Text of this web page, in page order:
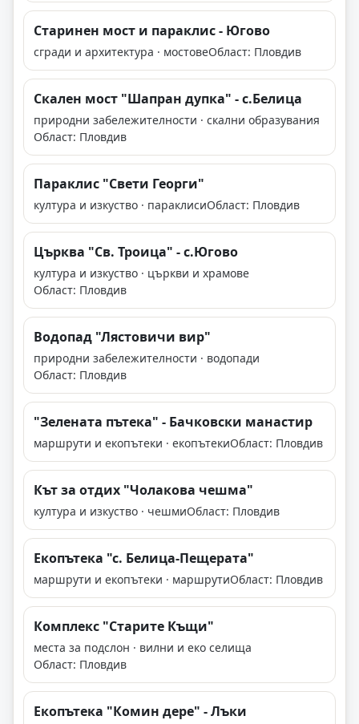
Старинен мост и параклис - Югово
сгради и архитектура · мостовеОбласт: Пловдив
Скален мост "Шапран дупка" - с.Белица
природни забележителности · скални образувания
Област: Пловдив
Параклис "Свети Георги"
култура и изкуство · параклисиОбласт: Пловдив
Църква "Св. Троица" - с.Югово
култура и изкуство · църкви и храмове
Област: Пловдив
Водопад "Лястовичи вир"
природни забележителности · водопади
Област: Пловдив
"Зелената пътека" - Бачковски манастир
маршрути и екопътеки · екопътекиОбласт: Пловдив
Кът за отдих "Чолакова чешма"
култура и изкуство · чешмиОбласт: Пловдив
Екопътека "с. Белица-Пещерата"
маршрути и екопътеки · маршрутиОбласт: Пловдив
Комплекс "Старите Къщи"
места за подслон · вилни и еко селища
Област: Пловдив
Екопътека "Комин дере" - Лъки